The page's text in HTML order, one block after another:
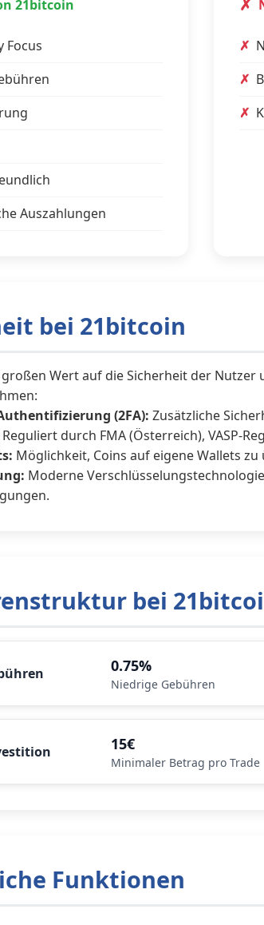
21bitcoin
Focus
Auszahlungen
bei 21bitcoin
Wert auf die Sicherheit der
(2FA): Zusätzliche
Reguliert durch FMA (Österreich), VASP-
Möglichkeit, Coins auf eigene Wallets
Moderne
bei
0.75%
Niedrige Gebühren
15€
Minimaler Betrag pro Trade
Funktionen